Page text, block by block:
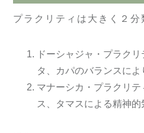
プラクリティは大きく２分
ドーシャジャ・プラク
タ、カパのバランスによ
マナーシカ・プラクリ
ス、タマスによる精神的